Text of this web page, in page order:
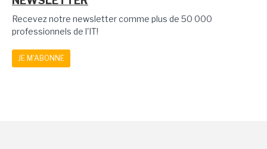
Recevez notre newsletter comme plus de 50 000
professionnels de l'IT!
JE M'ABONNE